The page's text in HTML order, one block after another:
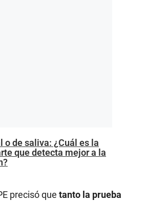
o de saliva: ¿Cuál es la
que detecta mejor a la
precisó que tanto la prueba